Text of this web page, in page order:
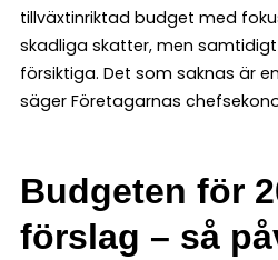
tillväxtinriktad budget med
skadliga skatter, men
försiktiga. Det som saknas är
säger Företagarnas
Budgeten för
förslag – så